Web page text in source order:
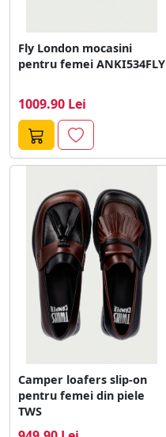
Fly London mocasini
pentru femei ANKI534FLY
1009.90 Lei
Camper loafers slip-on
pentru femei din piele
TWS